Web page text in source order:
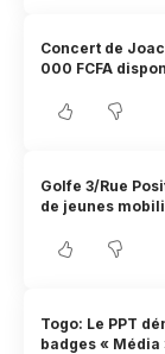
Concert de
000 FCFA
Golfe 3/Rue
de jeunes
Togo: Le PPT
badges «